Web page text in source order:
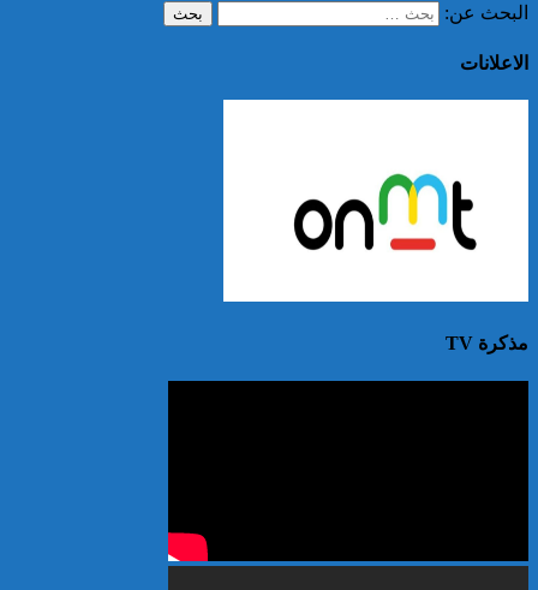
البحث عن:
الاعلانات
مذكرة TV